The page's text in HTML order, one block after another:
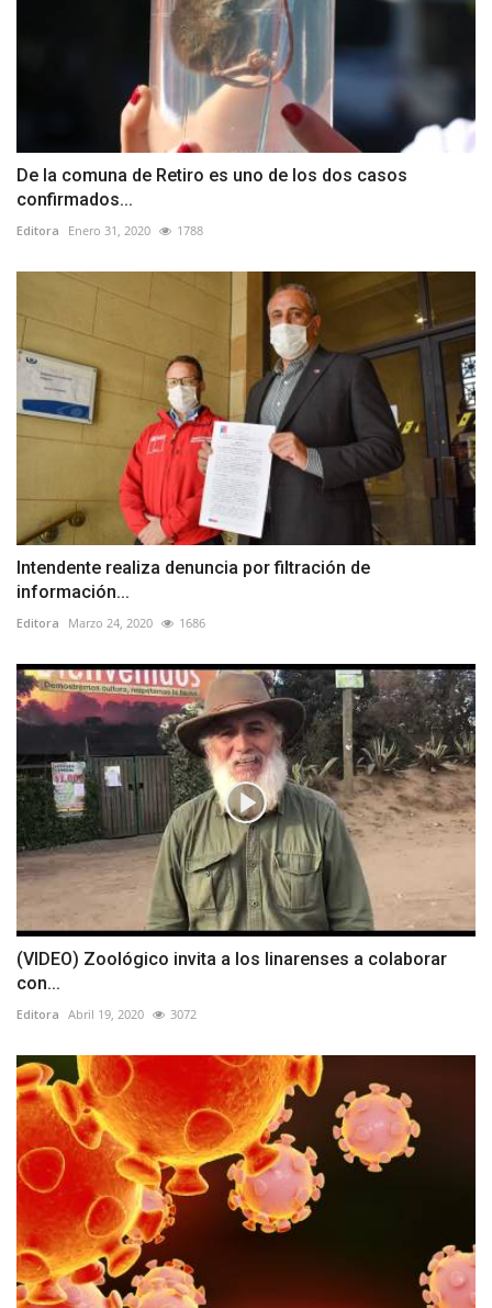
De la comuna de Retiro es uno de los dos casos
confirmados...
Editora Enero 31, 2020 1788
Intendente realiza denuncia por filtración de
información...
Editora Marzo 24, 2020 1686
(VIDEO) Zoológico invita a los linarenses a colaborar
con...
Editora Abril 19, 2020 3072